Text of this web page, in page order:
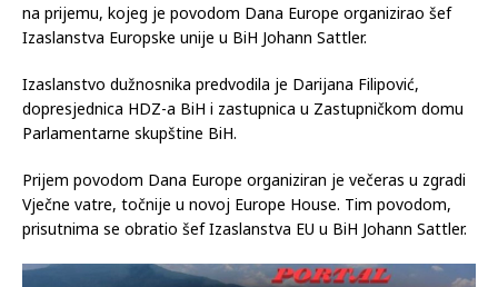
na prijemu, kojeg je povodom Dana Europe organizirao šef
Izaslanstva Europske unije u BiH Johann Sattler.
Izaslanstvo dužnosnika predvodila je Darijana Filipović,
dopresjednica HDZ-a BiH i zastupnica u Zastupničkom domu
Parlamentarne skupštine BiH.
Prijem povodom Dana Europe organiziran je večeras u zgradi
Vječne vatre, točnije u novoj Europe House. Tim povodom,
prisutnima se obratio šef Izaslanstva EU u BiH Johann Sattler.